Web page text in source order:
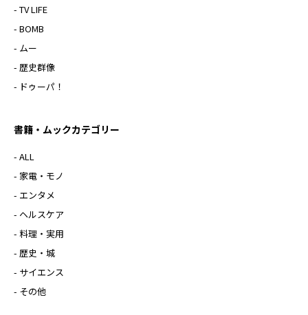
- TV LIFE
- BOMB
- ムー
- 歴史群像
- ドゥーパ！
書籍・ムックカテゴリー
- ALL
- 家電・モノ
- エンタメ
- ヘルスケア
- 料理・実用
- 歴史・城
- サイエンス
- その他